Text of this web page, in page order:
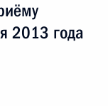
2013 года